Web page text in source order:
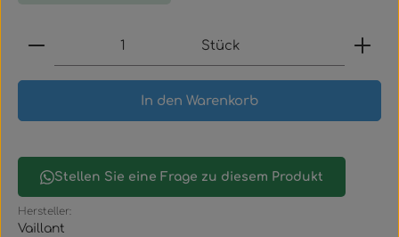
Produkt Anzahl: Gib den gewünschten Wert
Stück
In den Warenkorb
Stellen Sie eine Frage zu diesem Produkt
Hersteller:
Vaillant